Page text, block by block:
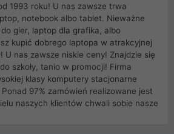
1993 roku! U nas zawsze trwa
notebook albo tablet. Nieważne
gier, laptop dla grafika, albo
kupić dobrego laptopa w atrakcyjnej
U nas zawsze niskie ceny! Znajdzie się
szkoły, tanio w promocji! Firma
klasy komputery stacjonarne
97% zamówień realizowane jest
naszych klientów chwali sobie nasze